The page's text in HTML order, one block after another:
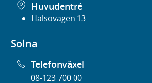
Huvudentré
Hälsovägen 13
Solna
Telefonväxel
08-123 700 00